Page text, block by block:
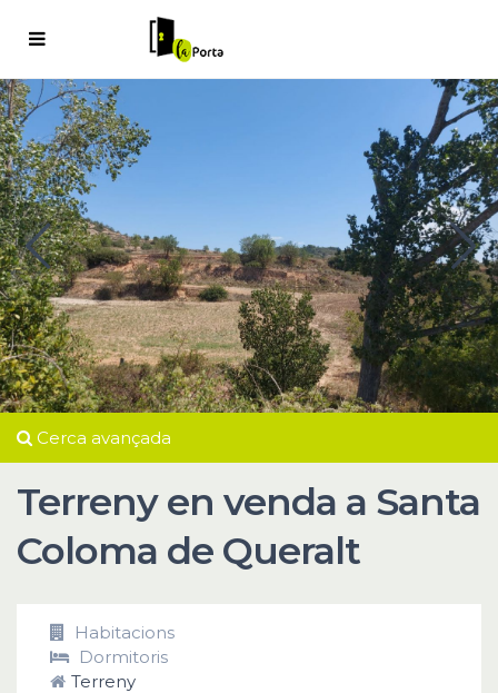
Cerca avançada
Terreny en venda a Santa
Coloma de Queralt
Habitacions
Dormitoris
Terreny